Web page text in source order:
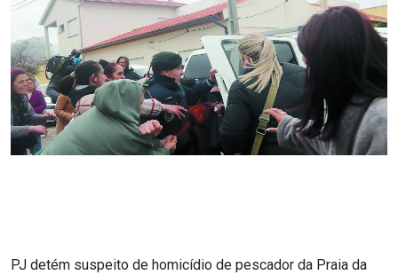
PJ detém suspeito de homicídio de pescador da Praia da